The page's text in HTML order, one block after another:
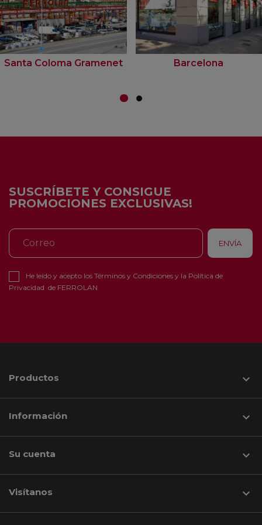
Santa Coloma Gramenet Barcelona
SUSCRÍBETE Y CONSIGUE
PROMOCIONES EXCLUSIVAS!
He leído y acepto los Términos y Condiciones y la Política de
Privacidad de FERROLAN
Productos 
Información 
Su cuenta 
Visítanos keyboard_arrow_down